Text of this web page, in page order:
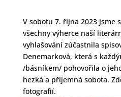
V sobotu 7. října 2023 jsme
všechny výherce naší
vyhlašování zúčastnila
Denemarková, která s
/básníkem/ pohovořila o
hezká a příjemná sobota.
fotografií.